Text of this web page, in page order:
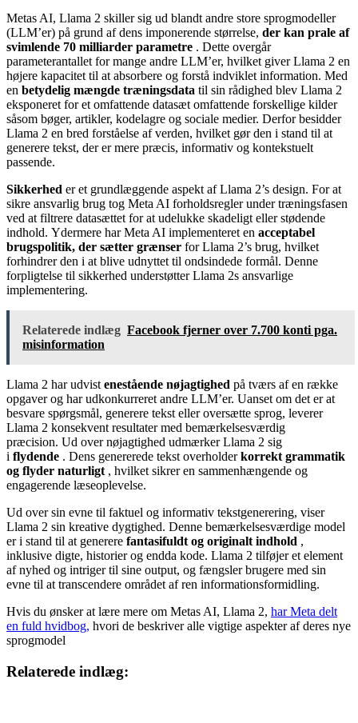
Metas AI, Llama 2 skiller sig ud blandt andre store sprogmodeller
(LLM’er) på grund af dens imponerende størrelse, der kan prale af
svimlende 70 milliarder parametre . Dette overgår
parameterantallet for mange andre LLM’er, hvilket giver Llama 2 en
højere kapacitet til at absorbere og forstå indviklet information. Med
en betydelig mængde træningsdata til sin rådighed blev Llama 2
eksponeret for et omfattende datasæt omfattende forskellige kilder
såsom bøger, artikler, kodelagre og sociale medier. Derfor besidder
Llama 2 en bred forståelse af verden, hvilket gør den i stand til at
generere tekst, der er mere præcis, informativ og kontekstuelt
passende.
Sikkerhed er et grundlæggende aspekt af Llama 2’s design. For at
sikre ansvarlig brug tog Meta AI forholdsregler under træningsfasen
ved at filtrere datasættet for at udelukke skadeligt eller stødende
indhold. Ydermere har Meta AI implementeret en acceptabel
brugspolitik, der sætter grænser for Llama 2’s brug, hvilket
forhindrer den i at blive udnyttet til ondsindede formål. Denne
forpligtelse til sikkerhed understøtter Llama 2s ansvarlige
implementering.
Relaterede indlæg Facebook fjerner over 7.700 konti pga.
misinformation
Llama 2 har udvist enestående nøjagtighed på tværs af en række
opgaver og har udkonkurreret andre LLM’er. Uanset om det er at
besvare spørgsmål, generere tekst eller oversætte sprog, leverer
Llama 2 konsekvent resultater med bemærkelsesværdig
præcision. Ud over nøjagtighed udmærker Llama 2 sig
i flydende . Dens genererede tekst overholderkorrekt grammatik
og flyder naturligt , hvilket sikrer en sammenhængende og
engagerende læseoplevelse.
Ud over sin evne til faktuel og informativ tekstgenerering, viser
Llama 2 sin kreative dygtighed. Denne bemærkelsesværdige model
er i stand til at generere fantasifuldt og originalt indhold ,
inklusive digte, historier og endda kode. Llama 2 tilføjer et element
af nyhed og intriger til sine output, og fængsler brugere med sin
evne til at transcendere området af ren informationsformidling.
Hvis du ønsker at lære mere om Metas AI, Llama 2, har Meta delt
en fuld hvidbog, hvori de beskriver alle vigtige aspekter af deres nye
sprogmodel
Relaterede indlæg: